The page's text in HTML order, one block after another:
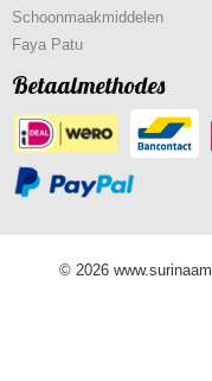
Schoonmaakmiddelen
Faya Patu
Betaalmethodes
© 2026